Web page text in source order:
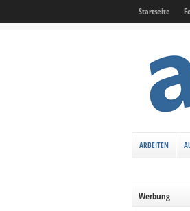
Startseite
ARBEITEN
Werbung